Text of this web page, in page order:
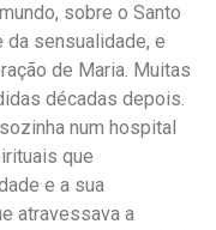
sobre o Santo
sensualidade, e
de Maria. Muitas
décadas depois.
num hospital
que
e a sua
atravessava a